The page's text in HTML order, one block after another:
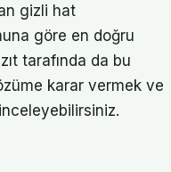
gizli hat
göre en doğru
tarafında da bu
karar vermek ve